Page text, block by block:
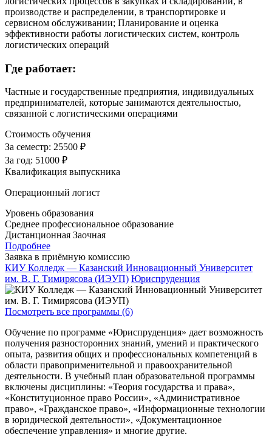
производстве и распределении, в транспортировке и
сервисном обслуживании; Планирование и оценка
эффективности работы логистических систем, контроль
логистических операций
Где работает:
Частные и государственные предприятия, индивидуальных
предпринимателей, которые занимаются деятельностью,
связанной с логистическими операциями
Стоимость обучения
За семестр: 25500 ₽
За год: 51000 ₽
Квалификация выпускника
Операционный логист
Уровень образования
Среднее профессиональное образование
Дистанционная Заочная
Подробнее
Заявка в приёмную комиссию
КИУ Колледж — Казанский Инновационный Университет
им. В. Г. Тимирясова (ИЭУП) Юриспруденция
Посмотреть все программы (6)
Обучение по программе «Юриспруденция» дает возможность
получения разносторонних знаний, умений и практического
опыта, развития общих и профессиональных компетенций в
области правоприменительной и правоохранительной
деятельности. В учебный план образовательной программы
включены дисциплины: «Теория государства и права»,
«Конституционное право России», «Административное
право», «Гражданское право», «Информационные технологии
в юридической деятельности», «Документационное
обеспечение управления» и многие другие.